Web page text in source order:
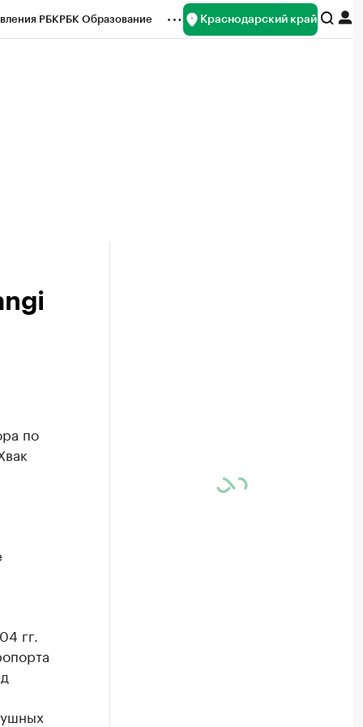
РБКРБК Образование Краснодарский край
по
гг.